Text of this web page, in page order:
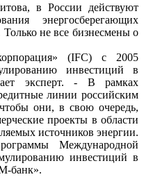
в России действуют
энергосберегающих
не все бизнесмены о
(IFC) с 2005
инвестиций в
эксперт. - В рамках
линии российским
они, в свою очередь,
проекты в области
источников энергии.
Международной
инвестиций в
банк».